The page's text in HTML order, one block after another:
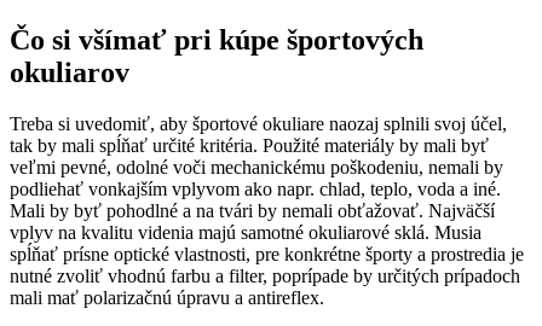
Čo si všímať pri kúpe športových
okuliarov
Treba si uvedomiť, aby športové okuliare naozaj splnili svoj účel,
tak by mali spĺňať určité kritéria. Použité materiály by mali byť
veľmi pevné, odolné voči mechanickému poškodeniu, nemali by
podliehať vonkajším vplyvom ako napr. chlad, teplo, voda a iné.
Mali by byť pohodlné a na tvári by nemali obťažovať. Najväčší
vplyv na kvalitu videnia majú samotné okuliarové sklá. Musia
spĺňať prísne optické vlastnosti, pre konkrétne športy a prostredia je
nutné zvoliť vhodnú farbu a filter, poprípade by určitých prípadoch
mali mať polarizačnú úpravu a antireflex.